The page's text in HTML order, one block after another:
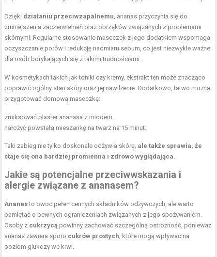
Dzięki działaniu przeciwzapalnemu , ananas przyczynia się do
zmniejszenia zaczerwienień oraz obrzęków związanych z problemami
skórnymi. Regularne stosowanie maseczek z jego dodatkiem wspomaga
oczyszczanie porów i redukcję nadmiaru sebum, co jest niezwykle ważne
dla osób borykających się z takimi trudnościami.
W kosmetykach takich jak toniki czy kremy, ekstrakt ten może znacząco
poprawić ogólny stan skóry oraz jej nawilżenie. Dodatkowo, łatwo można
przygotować domową maseczkę:
zmiksować plaster ananasa z miodem,
nałożyć powstałą mieszankę na twarz na 15 minut.
Taki zabieg nie tylko doskonale odżywia skórę, ale także sprawia, że
staje się ona bardziej promienna i zdrowo wyglądająca.
Jakie są potencjalne przeciwwskazania i
alergie związane z ananasem?
Ananasto owoc pełen cennych składników odżywczych, ale warto
pamiętać o pewnych ograniczeniach związanych z jego spożywaniem.
Osoby z cukrzycą powinny zachować szczególną ostrożność, ponieważ
ananas zawiera sporo cukrów prostych , które mogą wpływać na
poziom glukozy we krwi.